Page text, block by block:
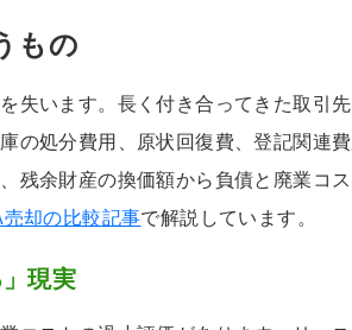
もの
失います。長く付き合ってきた取引
の処分費用、原状回復費、登記関連
残余財産の換価額から負債と廃業コス
却の比較記事で解説しています。
」現実